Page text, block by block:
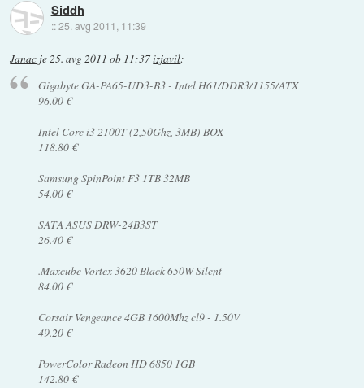
Siddh
::25. avg 2011, 11:39
Janac je25. avg 2011 ob 11:37izjavil:
Gigabyte GA-PA65-UD3-B3 - Intel H61/DDR3/1155/ATX
96.00 €
Intel Core i3 2100T (2,50Ghz, 3MB) BOX
118.80 €
Samsung SpinPoint F3 1TB 32MB
54.00 €
SATA ASUS DRW-24B3ST
26.40 €
.Maxcube Vortex 3620 Black 650W Silent
84.00 €
Corsair Vengeance 4GB 1600Mhz cl9 - 1.50V
49.20 €
PowerColor Radeon HD 6850 1GB
142.80 €